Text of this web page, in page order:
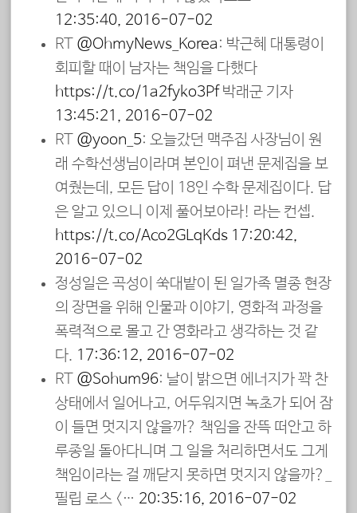
12:35:40, 2016-07-02
RT @OhmyNews_Korea: 박근혜 대통령이
회피할 때이 남자는 책임을 다했다
https://t.co/1a2fyko3Pf박래군 기자
13:45:21, 2016-07-02
RT @yoon_5: 오늘갔던 맥주집 사장님이 원
래 수학선생님이라며 본인이 펴낸 문제집을 보
여줬는데, 모든 답이 18인 수학 문제집이다. 답
은 알고 있으니 이제 풀어보아라! 라는 컨셉.
https://t.co/Aco2GLqKds 17:20:42,
2016-07-02
정성일은 곡성이 쑥대밭이 된 일가족 멸종 현장
의 장면을 위해 인물과 이야기, 영화적 과정을
폭력적으로 몰고 간 영화라고 생각하는 것 같
다. 17:36:12, 2016-07-02
RT @Sohum96: 날이 밝으면 에너지가 꽉 찬
상태에서 일어나고, 어두워지면 녹초가 되어 잠
이 들면 멋지지 않을까? 책임을 잔뜩 떠안고 하
루종일 돌아다니며 그 일을 처리하면서도 그게
책임이라는 걸 깨닫지 못하면 멋지지 않을까?_
필립 로스 <… 20:35:16, 2016-07-02